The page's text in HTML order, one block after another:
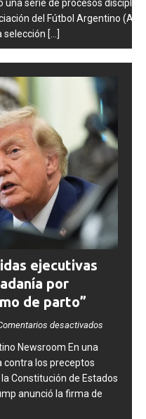
contra la
(AFA), cuatro integrantes
ejecutivas
por
de parto”
Newsroom ​En una
los preceptos
Constitución de Estados
anunció la firma de